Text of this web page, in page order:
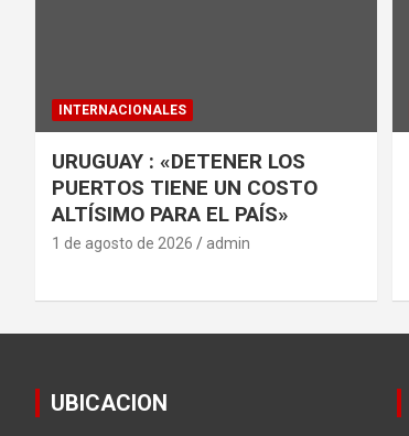
INTERNACIONALES
URUGUAY : «DETENER LOS
PUERTOS TIENE UN COSTO
ALTÍSIMO PARA EL PAÍS»
1 de agosto de 2026 admin
UBICACION